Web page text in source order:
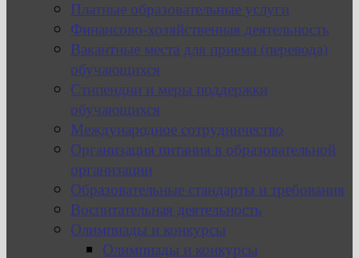
Платные образовательные услуги
Финансово-хозяйственная деятельность
Вакантные места для приема (перевода)
обучающихся
Стипендии и меры поддержки
обучающихся
Международное сотрудничество
Организация питания в образовательной
организации
Образовательные стандарты и требования
Воспитательная деятельность
Олимпиады и конкурсы
Олимпиады и конкурсы